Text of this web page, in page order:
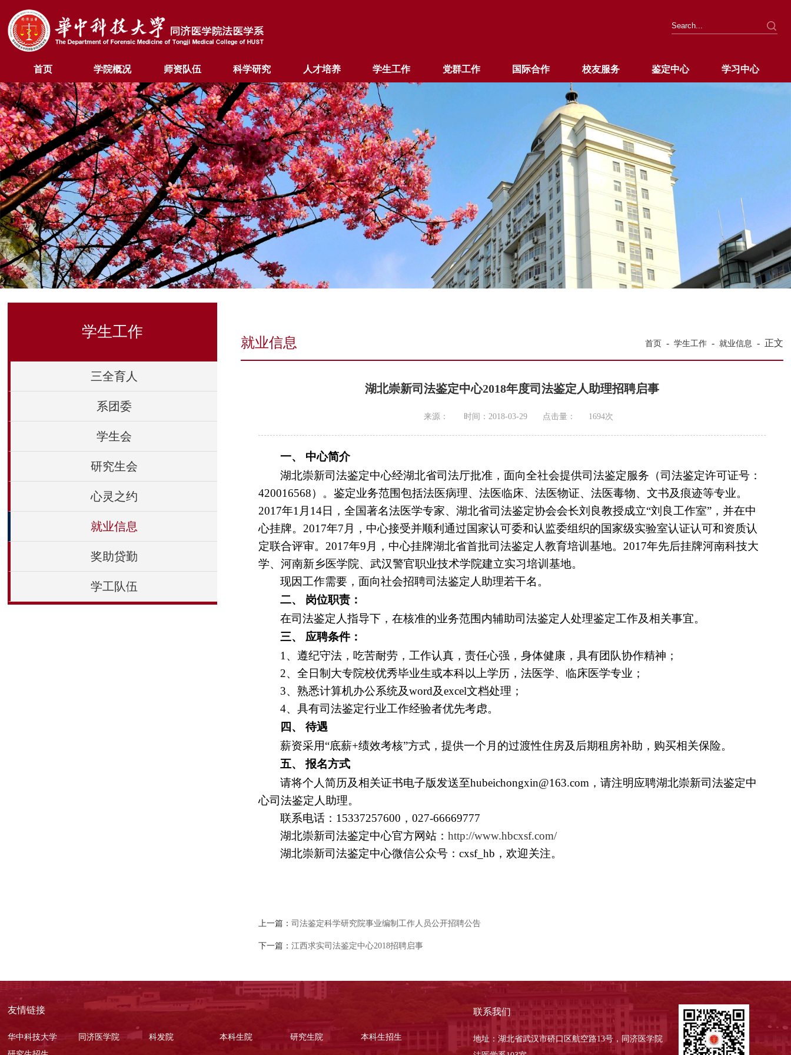
首页 学院概况 师资队伍 科学研究 人才培养 学生工作 党群工作 国际合作 校友服务 鉴定中心 学习中心
学生工作
三全育人
系团委
学生会
研究生会
心灵之约
就业信息
奖助贷勤
学工队伍
就业信息 首页 - 学生工作 - 就业信息 - 正文
湖北崇新司法鉴定中心2018年度司法鉴定人助理招聘启事
来源： 时间：2018-03-29 点击量： 1694次
一、 中心简介
湖北崇新司法鉴定中心经湖北省司法厅批准，面向全社会提供司法鉴定服务（司法鉴定许可证号：
420016568）。 鉴定业务范围包括法医病理、法医临床、法医物证、法医毒物、文书及痕迹等专业。
2017年1月14日，全国著名法医学专家、湖北省司法鉴定协会会长刘良教授成立“刘良工作室”，并在中
心挂牌。2017年7月，中心接受并顺利通过国家认可委和认监委组织的国家级实验室认证认可和资质认
定联合评审。2017年9月，中心挂牌湖北省首批司法鉴定人教育培训基地。2017年先后挂牌河南科技大
学、河南新乡医学院、武汉警官职业技术学院建立实习培训基地。
现因工作需要，面向社会招聘司法鉴定人助理若干名 。
二、 岗位职责：
在司法鉴定人指导下，在核准的业务范围内辅助司法鉴定人处理鉴定工作及相关事宜。
三、 应聘条件：
1、遵纪守法，吃苦耐劳，工作认真，责任心强，身体健康，具有团队协作精神；
2、全日制大专院校优秀毕业生或本科以上学历，法医学、临床医学专业；
3、熟悉计算机办公系统及word及excel文档处理；
4、具有司法鉴定行业工作经验者优先考虑。
四、 待遇
薪资采用“底薪+绩效考核”方式，提供一个月的过渡性住房及后期租房补助，购买相关保险。
五、报名方式
请将个人简历及相关证书电子版发送至hubeichongxin@163.com，请注明应聘湖北崇新司法鉴定中
心司法鉴定人助理。
联系电话：15337257600，027-66669777
湖北崇新司法鉴定中心官方网站： http://www.hbcxsf.com/
湖北崇新司法鉴定中心微信公众号：cxsf_hb，欢迎关注。
上一篇： 司法鉴定科学研究院事业编制工作人员公开招聘公告
下一篇： 江西求实司法鉴定中心2018招聘启事
友情链接
华中科技大学 同济医学院 科发院 本科生院 研究生院
本科生招生
联系我们
地址：湖北省武汉市硚口区航空路13号，同济医学院